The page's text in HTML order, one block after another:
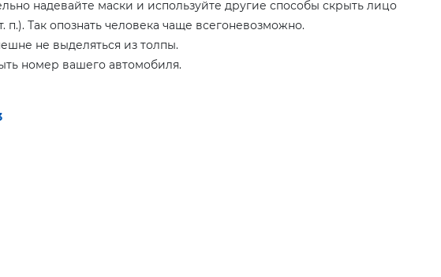
надевайте маски и используйте другие способы скрыть лицо
п.). Так опознать человека чаще всегоневозможно.
не выделяться из толпы.
номер вашего автомобиля.